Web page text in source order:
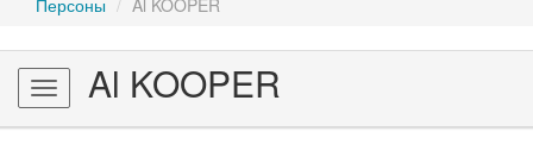
Персоны Al KOOPER
Toggle
navigation
Al KOOPER